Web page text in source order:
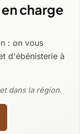
charge
: on vous
d'ébénisterie à
dans la région.